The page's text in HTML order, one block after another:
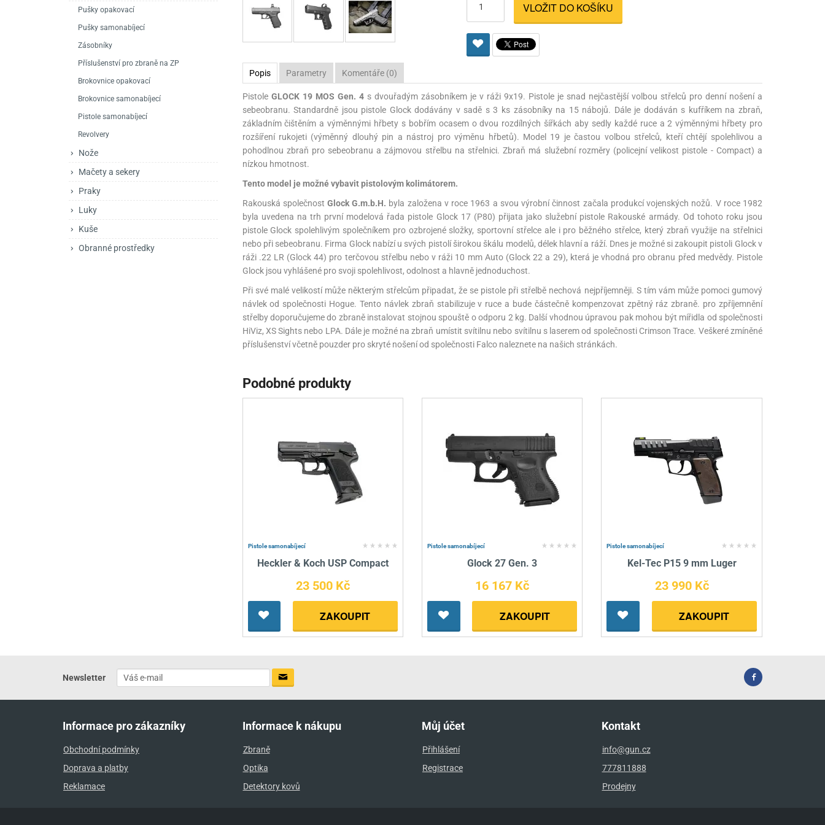
Brokovnice samonabíjecí
Pistole samonabíjecí
Zavírací nože
Mačety a sekery
Praky
Luky
Kuše
Obranné spreje
Pro lištu weaver a picatinny
Adaptéry
Náboje na ZP Pistolové a revolverové náboje
Malorážkové náboje
Ochranné prostředky
Rowan Engineering
Bipody, stolice a vaky
Svítilny
Pušky opakovací
Pušky samonabíjecí
Zásobníky
Příslušenství pro zbraně na ZP
Brokovnice opakovací
Brokovnice samonabíjecí
Pistole samonabíjecí
Revolvery
Nože
Mačety a sekery
Praky
Luky
Kuše
Obranné prostředky
VLOŽIT DO KOŠÍKU
Popis Parametry Komentáře (0)
Pistole GLOCK 19 MOS Gen. 4s dvouřadým zásobníkem je v ráži 9x19. Pistole je snad nejčastější volbou střelců pro denní nošení a
sebeobranu. Standardně jsou pistole Glock dodávány v sadě s 3 ks zásobníky na 15 nábojů. Dále je dodáván s kufříkem na zbraň,
základním čištěním a výměnnými hřbety s bobřím ocasem o dvou rozdílných šířkách aby sedly každé ruce a 2 výměnnými hřbety pro
rozšíření rukojeti (výměnný dlouhý pin a nástroj pro výměnu hřbetů). Model 19 je častou volbou střelců, kteří chtějí spolehlivou a
pohodlnou zbraň pro sebeobranu a zájmovou střelbu na střelnici. Zbraň má služební rozměry (policejní velikost pistole - Compact) a
nízkou hmotnost.
Tento model je možné vybavit pistolovým kolimátorem.
Rakouská společnost Glock G.m.b.H. byla založena v roce 1963 a svou výrobní činnost začala produkcí vojenských nožů. V roce 1982
byla uvedena na trh první modelová řada pistole Glock 17 (P80) přijata jako služební pistole Rakouské armády. Od tohoto roku jsou
pistole Glock spolehlivým společníkem pro ozbrojené složky, sportovní střelce ale i pro běžného střelce, který zbraň využije na střelnici
nebo při sebeobranu. Firma Glock nabízí u svých pistolí širokou škálu modelů, délek hlavní a ráží. Dnes je možné si zakoupit pistoli Glock v
ráži .22 LR (Glock 44) pro terčovou střelbu nebo v ráži 10 mm Auto (Glock 22 a 29), která je vhodná pro obranu před medvědy. Pistole
Glock jsou vyhlášené pro svoji spolehlivost, odolnost a hlavně jednoduchost.
Při své malé velikostí může některým střelcům připadat, že se pistole při střelbě nechová nejpříjemněji. S tím vám může pomoci gumový
návlek od společnosti Hogue. Tento návlek zbraň stabilizuje v ruce a bude částečně kompenzovat zpětný ráz zbraně. pro zpříjemnění
střelby doporučujeme do zbraně instalovat stojnou spouště o odporu 2 kg. Další vhodnou úpravou pak mohou být mířidla od společnosti
HiViz, XS Sights nebo LPA. Dále je možné na zbraň umístit svítilnu nebo svítilnu s laserem od společnosti Crimson Trace. Veškeré zmíněné
příslušenství včetně pouzder pro skryté nošení od společnosti Falco naleznete na našich stránkách.
Podobné produkty
Pistole samonabíjecí
Heckler & Koch USP Compact
23 500 Kč
ZAKOUPIT
Pistole samonabíjecí
Glock 27 Gen. 3
16 167 Kč
ZAKOUPIT
Pistole samonabíjecí
Kel-Tec P15 9 mm Luger
23 990 Kč
ZAKOUPIT
Newsletter
Informace pro zákazníky
Obchodní podmínky
Doprava a platby
Reklamace
Informace k nákupu
Zbraně
Optika
Detektory kovů
Můj účet
Přihlášení
Registrace
Kontakt
info@gun.cz
777811888
Prodejny